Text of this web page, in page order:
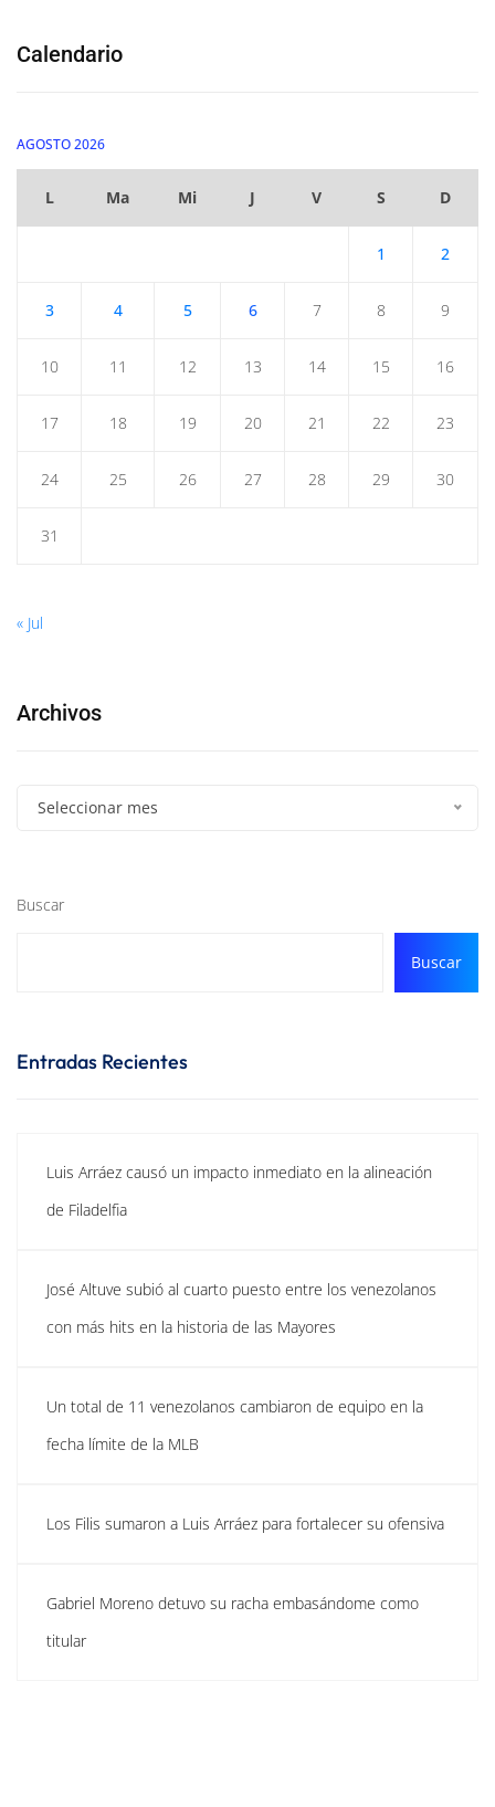
Calendario
AGOSTO 2026
L Ma Mi J V S D
1 2
3 4 5 6 7 8 9
10 11 12 13 14 15 16
17 18 19 20 21 22 23
24 25 26 27 28 29 30
31
« Jul
Archivos
Seleccionar mes
Buscar
Buscar
Entradas Recientes
Luis Arráez causó un impacto inmediato en la alineación
de Filadelfia
José Altuve subió al cuarto puesto entre los venezolanos
con más hits en la historia de las Mayores
Un total de 11 venezolanos cambiaron de equipo en la
fecha límite de la MLB
Los Filis sumaron a Luis Arráez para fortalecer su ofensiva
Gabriel Moreno detuvo su racha embasándome como
titular